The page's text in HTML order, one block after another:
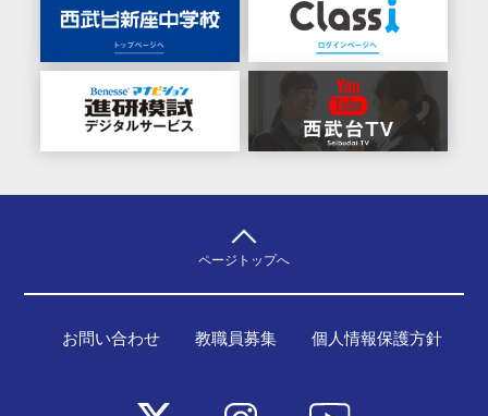
ページトップへ
お問い合わせ 教職員募集 個人情報保護方針